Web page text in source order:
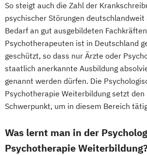
So steigt auch die Zahl der
psychischer Störungen deutschlandweit
Bedarf an gut ausgebildeten
Psychotherapeuten ist in Deutschland
geschützt, so dass nur Ärzte oder
staatlich anerkannte Ausbildung
genannt werden dürfen. Die
Psychotherapie Weiterbildung setzt den
Schwerpunkt, um in diesem Bereich
Was lernt man in der
Psychotherapie